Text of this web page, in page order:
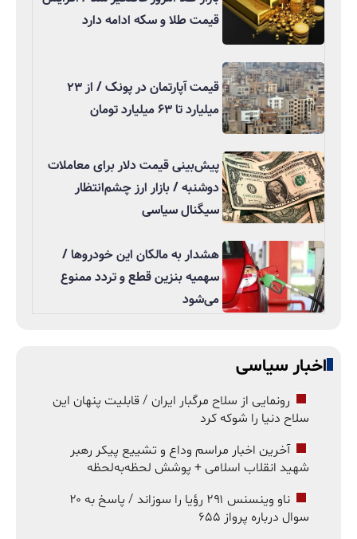
قیمت طلا و سکه ادامه دارد
قیمت آپارتمان در پونک / از ۲۳
میلیارد تا ۶۳ میلیارد تومان
پیش‌بینی قیمت دلار برای معاملات
دوشنبه / بازار ارز چشم‌انتظار
سیگنال سیاسی
هشدار به مالکان این خودروها /
سهمیه بنزین قطع و تردد ممنوع
می‌شود
اخبار سیاسی
رونمایی از سلاح مرگبار ایران / قابلیت پنهان این
سلاح دنیا را شوکه کرد
آخرین اخبار مراسم وداع و تشییع پیکر رهبر
شهید انقلاب اسلامی + پوشش لحظه‌به‌لحظه
ناو وینسنس ۲۹۱ رؤیا را سوزاند / پاسخ به ۲۰
سوال درباره پرواز ۶۵۵